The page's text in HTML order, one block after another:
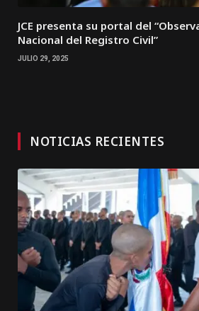
JCE presenta su portal del
Nacional del Registro Civil”
JULIO 29, 2025
NOTICIAS RECIENTES